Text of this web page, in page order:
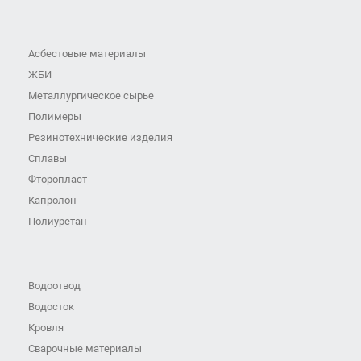
Асбестовые материалы
ЖБИ
Металлургическое сырье
Полимеры
Резинотехнические изделия
Сплавы
Фторопласт
Капролон
Полиуретан
Водоотвод
Водосток
Кровля
Сварочные материалы